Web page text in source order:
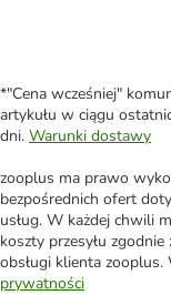
*"Cena wcześniej"
artykułu w ciągu
dni. Warunki dostawy
zooplus ma prawo
bezpośrednich ofert
usług. W każdej chwili
koszty przesyłu
obsługi klienta zooplus.
prywatności